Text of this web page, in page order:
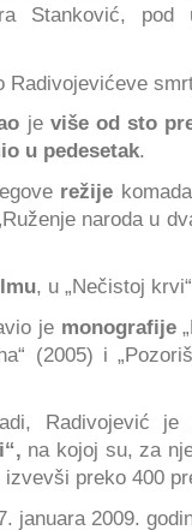
Stanković, pod
Radivojevićeve
je više od sto
u pedesetak.
režije komada
naroda u
, u „Nečistoj
je monografije
(2005) i
Radivojević je
na kojoj su, za
preko 400
januara 2009.